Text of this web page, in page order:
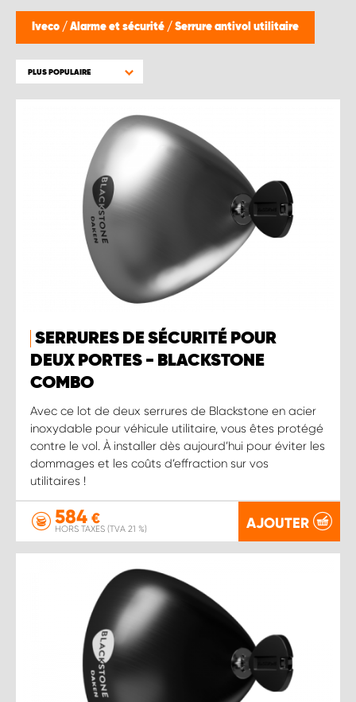
Iveco / Alarme et sécurité / Serrure antivol utilitaire
PLUS POPULAIRE
SERRURES DE SÉCURITÉ POUR
DEUX PORTES - BLACKSTONE
COMBO
Avec ce lot de deux serrures de Blackstone en acier
inoxydable pour véhicule utilitaire, vous êtes protégé
contre le vol. À installer dès aujourd’hui pour éviter les
dommages et les coûts d’effraction sur vos
utilitaires !
584 €
HORS TAXES (TVA 21 %) AJOUTER
WORK SYSTEM WEST BY PRO-VAN